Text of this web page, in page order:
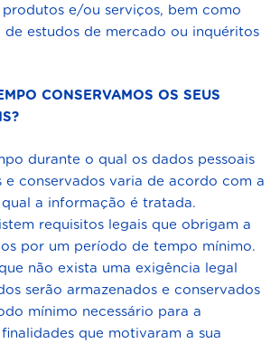
e/ou serviços, bem como
de estudos de mercado ou inquéritos
CONSERVAMOS OS SEUS
durante o qual os dados pessoais
e conservados varia de acordo com a
a informação é tratada.
requisitos legais que obrigam a
por um período de tempo mínimo.
não exista uma exigência legal
serão armazenados e conservados
mínimo necessário para a
que motivaram a sua